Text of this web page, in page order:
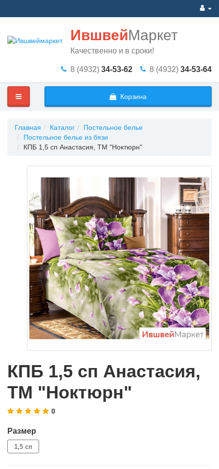
ИвшвейМаркет
Качественно и в сроки!
8 (4932) 34-53-62 8 (4932) 34-53-64
Корзина
Главная Каталог
Постельное белье
Постельное белье из бязи
КПБ 1,5 сп Анастасия, ТМ "Ноктюрн"
КПБ 1,5 сп Анастасия,
ТМ "Ноктюрн"
0
Размер
1,5 сп